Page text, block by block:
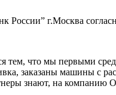
г.Москва
тем, что мы первыми
заказаны машины с
партнеры знают, на